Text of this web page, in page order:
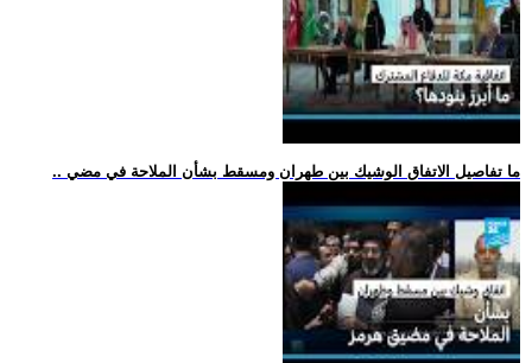
.. ما تفاصيل الاتفاق الوشيك بين طهران ومسقط بشأن الملاحة في مضي